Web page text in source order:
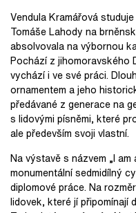
Vendula Kramářová
Tomáše Lahody na
absolvovala na výbornou
Pochází z jihomoravského
vychází i ve své práci.
ornamentem a jeho
předávané z generace na
s lidovými písněmi, které
ale především svoji vlastní.
Na výstavě s názvem „I
monumentální sedmidílný
diplomové práce. Na
lidovek, které jí připomínají